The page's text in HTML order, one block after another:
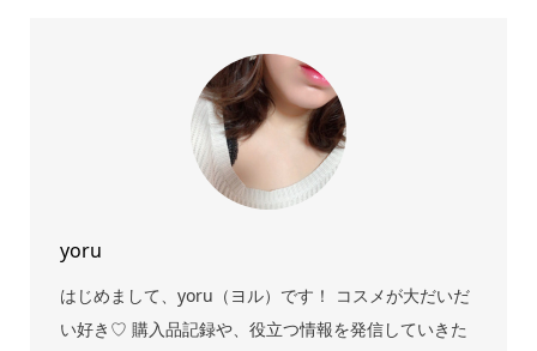
yoru
はじめまして、yoru（ヨル）です！ コスメが大だいだ
い好き♡ 購入品記録や、役立つ情報を発信していきた